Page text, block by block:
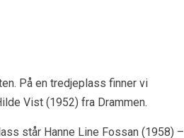
På en tredjeplass finner vi
Vist (1952) fra Drammen.
står Hanne Line Fossan (1958) –